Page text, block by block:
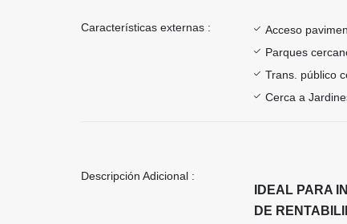
Características externas : Acceso
Parques
Trans. público
Cerca a
Descripción Adicional :
IDEAL PARA
DE